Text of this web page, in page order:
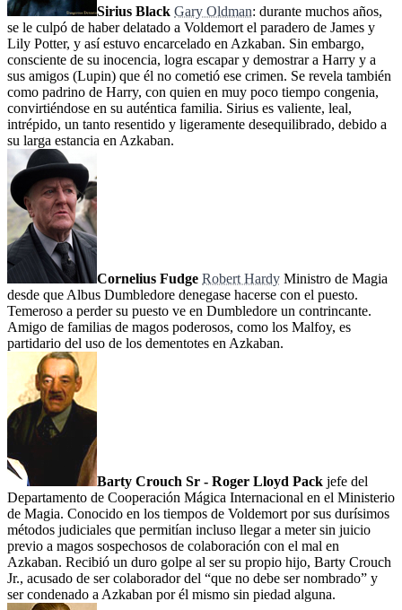
Sirius Black Gary Oldman: durante muchos años,
se le culpó de haber delatado a Voldemort el paradero de James y
Lily Potter, y así estuvo encarcelado en Azkaban. Sin embargo,
consciente de su inocencia, logra escapar y demostrar a Harry y a
sus amigos (Lupin) que él no cometió ese crimen. Se revela también
como padrino de Harry, con quien en muy poco tiempo congenia,
convirtiéndose en su auténtica familia. Sirius es valiente, leal,
intrépido, un tanto resentido y ligeramente desequilibrado, debido a
su larga estancia en Azkaban.
Cornelius Fudge Robert Hardy Ministro de Magia
desde que Albus Dumbledore denegase hacerse con el puesto.
Temeroso a perder su puesto ve en Dumbledore un contrincante.
Amigo de familias de magos poderosos, como los Malfoy, es
partidario del uso de los dementotes en Azkaban.
Barty Crouch Sr - Roger Lloyd Pack jefe del
Departamento de Cooperación Mágica Internacional en el Ministerio
de Magia. Conocido en los tiempos de Voldemort por sus durísimos
métodos judiciales que permitían incluso llegar a meter sin juicio
previo a magos sospechosos de colaboración con el mal en
Azkaban. Recibió un duro golpe al ser su propio hijo, Barty Crouch
Jr., acusado de ser colaborador del “que no debe ser nombrado” y
ser condenado a Azkaban por él mismo sin piedad alguna.